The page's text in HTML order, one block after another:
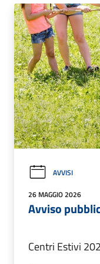
AVVISI
26 MAGGIO 2026
Avviso
Centri Estivi